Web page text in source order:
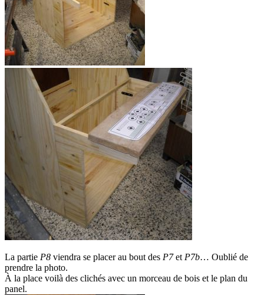
La partie P8 viendra se placer au bout des P7et P7b… Oublié de
prendre la photo.
À la place voilà des clichés avec un morceau de bois et le plan du
panel.